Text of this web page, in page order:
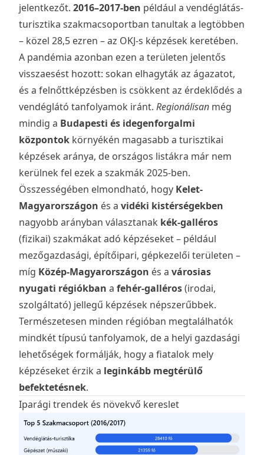
jelentkezőt. 2016–2017-ben például a vendéglátás-
turisztika szakmacsoportban tanultak a legtöbben
– közel 28,5 ezren – az OKJ-s képzések keretében.
A pandémia azonban ezen a területen jelentős
visszaesést hozott: sokan elhagyták az ágazatot,
és a felnőttképzésben is csökkent az érdeklődés a
vendéglátó tanfolyamok iránt. Regionálisan még
mindig a Budapesti és idegenforgalmi
központok környékén magasabb a turisztikai
képzések aránya, de országos listákra már nem
kerülnek fel ezek a szakmák 2025-ben.
Összességében elmondható, hogy Kelet-
Magyarországon és a vidéki kistérségekben
nagyobb arányban választanak kék-galléros
(fizikai) szakmákat adó képzéseket – például
mezőgazdasági, építőipari, gépkezelői területen –
míg Közép-Magyarországon és a városias
nyugati régiókban a fehér-galléros(irodai,
szolgáltató) jellegű képzések népszerűbbek.
Természetesen minden régióban megtalálhatók
mindkét típusú tanfolyamok, de a helyi gazdasági
lehetőségek formálják, hogy a fiatalok mely
képzéseket érzik a leginkább megtérülő
befektetésnek.
Iparági trendek és növekvő kereslet